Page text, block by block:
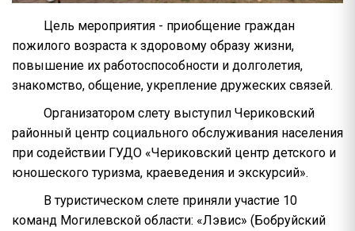
Цель мероприятия - приобщение граждан
пожилого возраста к здоровому образу жизни,
повышение их работоспособности и долголетия,
знакомство, общение, укрепление дружеских связей.
Организатором слету выступил Чериковский
районный центр социального обслуживания населения
при содействии ГУДО «Чериковский центр детского и
юношеского туризма, краеведения и экскурсий».
В туристическом слете приняли участие 10
команд Могилевской области: «Лэвис» (Бобруйский